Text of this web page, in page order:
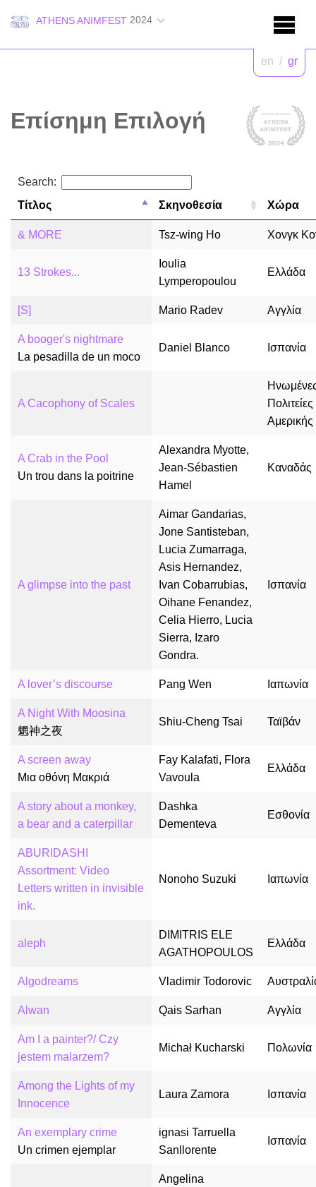
ATHENS ANIMFEST 2024
en / gr
Επίσημη Επιλογή
Search:
Τίτλος
Σκηνοθεσία Χώρα
& MORE Tsz-wing Ho Χονγκ
13 Strokes...
Ioulia
Lymperopoulou
Ελλάδα
[S] Mario Radev Αγγλία
A booger's nightmare
La pesadilla de un moco
Daniel Blanco Ισπανία
A Cacophony of Scales
Πολιτείες
Αμερικής
A Crab in the Pool
Un trou dans la poitrine
Alexandra Myotte,
Jean-Sébastien
Hamel
Καναδάς
A glimpse into the past
Aimar Gandarias,
Jone Santisteban,
Lucia Zumarraga,
Asis Hernandez,
Ivan Cobarrubias,
Oihane Fenandez,
Celia Hierro, Lucia
Sierra, Izaro
Gondra.
Ισπανία
A lover’s discourse Pang Wen Ιαπωνία
A Night With Moosina
魍神之夜
Shiu-Cheng Tsai Ταϊβάν
A screen away
Μια οθόνη Μακριά
Fay Kalafati, Flora
Vavoula
Ελλάδα
A story about a monkey,
a bear and a caterpillar
Dashka
Dementeva
Εσθονία
ABURIDASHI
Assortment: Video
Letters written in invisible
ink.
Nonoho Suzuki Ιαπωνία
aleph
DIMITRIS ELE
AGATHOPOULOS
Ελλάδα
Algodreams Vladimir Todorovic
Alwan Qais Sarhan Αγγλία
Am I a painter?/ Czy
jestem malarzem?
Michał Kucharski Πολωνία
Among the Lights of my
Innocence
Laura Zamora Ισπανία
An exemplary crime
Un crimen ejemplar
ignasi Tarruella
Sanllorente
Ισπανία
Angelina